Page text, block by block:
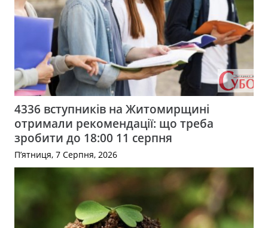
4336 вступників на Житомирщині
отримали рекомендації: що треба
зробити до 18:00 11 серпня
П’ятниця, 7 Серпня, 2026